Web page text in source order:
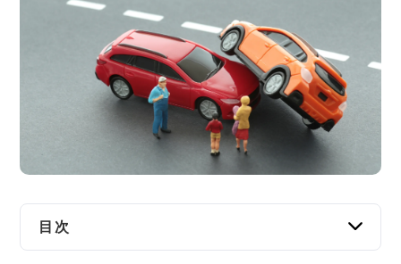
遺産相続
労働問題
資金調達
目次